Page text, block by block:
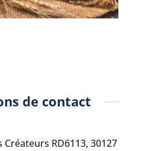
de contact
RD6113, 30127